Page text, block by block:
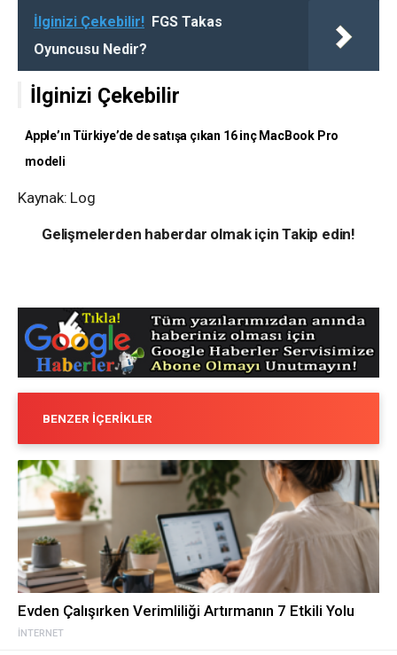
İlginizi Çekebilir! FGS Takas
Oyuncusu Nedir?
İlginizi Çekebilir
Apple’ın Türkiye’de de satışa çıkan 16 inç MacBook Pro
modeli
Kaynak: Log
Gelişmelerden haberdar olmak için Takip edin!
BENZER İÇERIKLER
İNTERNET
Evden Çalışırken Verimliliği Artırmanın 7 Etkili Yolu